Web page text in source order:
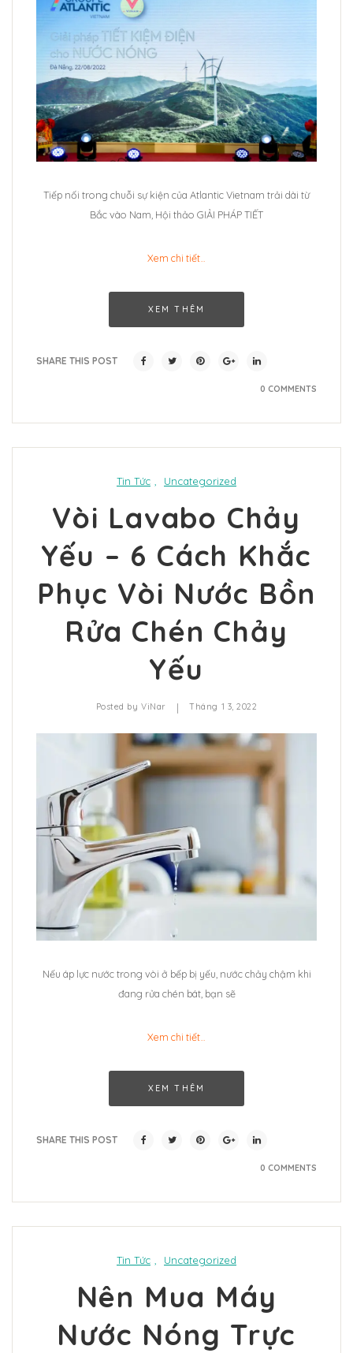
Tiếp nối trong chuỗi sự kiện của Atlantic Vietnam trải dài từ
Bắc vào Nam, Hội thảo GIẢI PHÁP TIẾT
Xem chi tiết…
XEM THÊM
SHARE THIS POST
0 COMMENTS
Tin Tức , Uncategorized
Vòi Lavabo Chảy
Yếu – 6 Cách Khắc
Phục Vòi Nước Bồn
Rửa Chén Chảy
Yếu
Posted byViNar | Tháng 1 3, 2022
Nếu áp lực nước trong vòi ở bếp bị yếu, nước chảy chậm khi
đang rửa chén bát, bạn sẽ
Xem chi tiết…
XEM THÊM
SHARE THIS POST
0 COMMENTS
Tin Tức Uncategorized
Nên Mua Máy
Nước Nóng Trực